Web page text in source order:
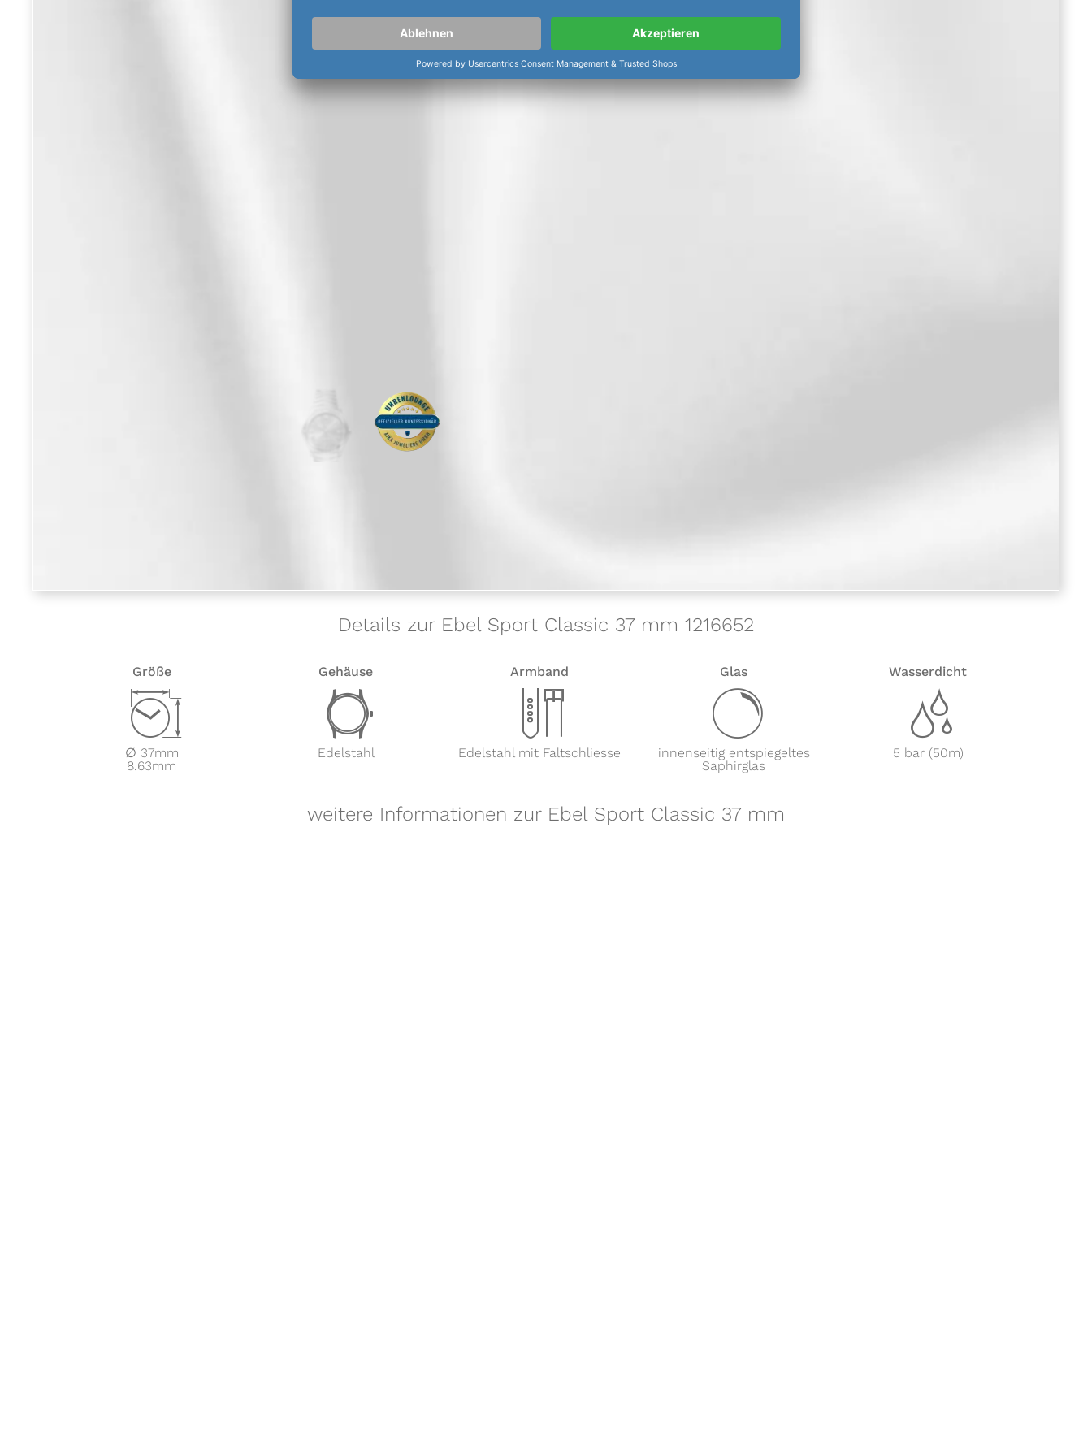
Details zur Ebel Sport Classic 37 mm 1216652
Größe
Z
∅ 37mm
8.63mm
Gehäuse
w
Edelstahl
Armband
x
Edelstahl mit Faltschliesse
Glas
y
innenseitig entspiegeltes
Saphirglas
Wasserdicht
z
5 bar (50m)
weitere Informationen zur Ebel Sport Classic 37 mm